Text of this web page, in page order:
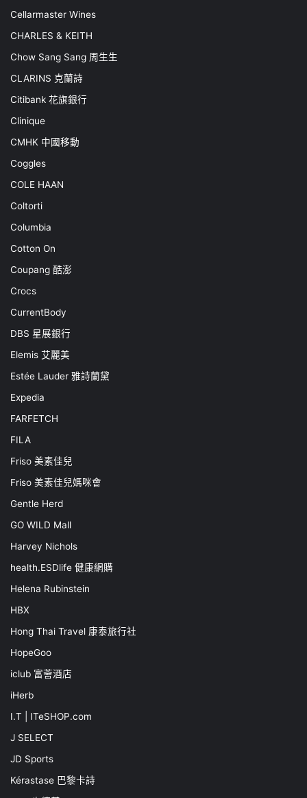
Cellarmaster Wines
CHARLES & KEITH
Chow Sang Sang 周生生
CLARINS 克蘭詩
Citibank 花旗銀行
Clinique
CMHK 中國移動
Coggles
COLE HAAN
Coltorti
Columbia
Cotton On
Coupang 酷澎
Crocs
CurrentBody
DBS 星展銀行
Elemis 艾麗美
Estée Lauder 雅詩蘭黛
Expedia
FARFETCH
FILA
Friso 美素佳兒
Friso 美素佳兒媽咪會
Gentle Herd
GO WILD Mall
Harvey Nichols
health.ESDlife 健康網購
Helena Rubinstein
HBX
Hong Thai Travel 康泰旅行社
HopeGoo
iclub 富薈酒店
iHerb
I.T | ITeSHOP.com
J SELECT
JD Sports
Kérastase 巴黎卡詩